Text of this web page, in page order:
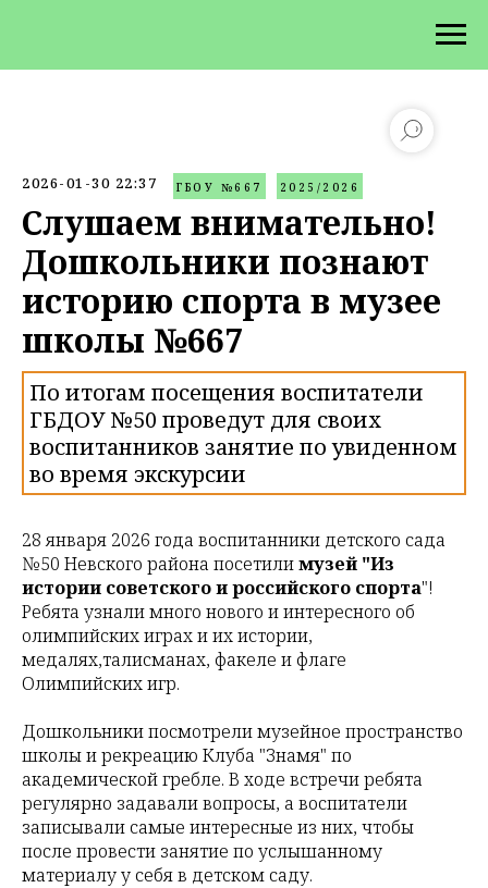
Слушаем внимательно!
Дошкольники познают
историю спорта в музее
школы №667
По итогам посещения воспитатели
ГБДОУ №50 проведут для своих
воспитанников занятие по увиденном
во время экскурсии
28 января 2026 года воспитанники детского сада
№50 Невского района посетилимузей "Из
истории советского и российского спорта"!
Ребята узнали много нового и интересного об
олимпийских играх и их истории,
медалях,талисманах, факеле и флаге
Олимпийских игр.
Дошкольники посмотрели музейное пространство
школы и рекреацию Клуба "Знамя" по
академической гребле. В ходе встречи ребята
регулярно задавали вопросы, а воспитатели
записывали самые интересные из них, чтобы
после провести занятие по услышанному
материалу у себя в детском саду.
2026-01-30 22:37 ГБОУ №667 2025/2026